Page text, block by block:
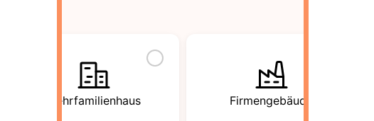
Mehrfamilienhaus Firmengebäude